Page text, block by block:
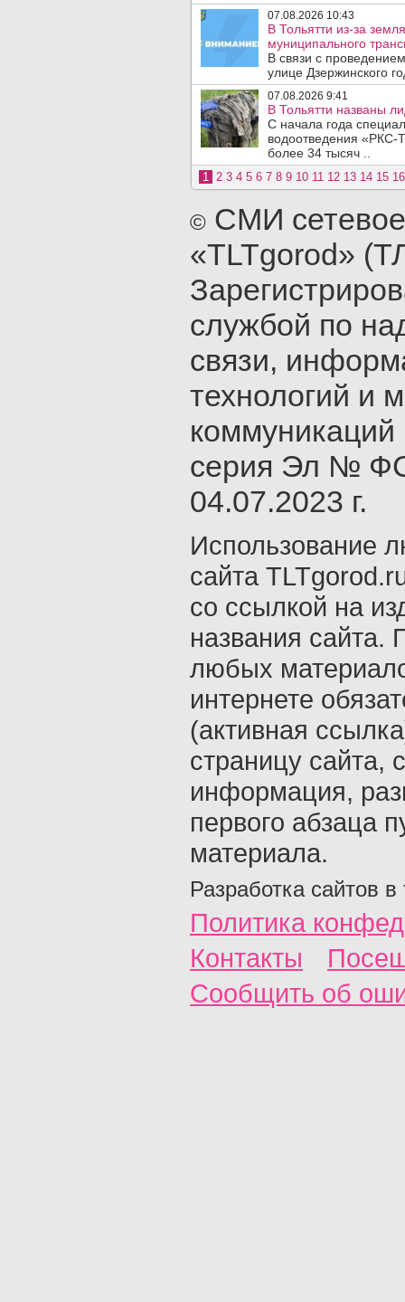
07.08.2026 10:43
В Тольятти из-за
муниципального
В связи с
улице Дзержинского
07.08.2026 9:41
В Тольятти названы
С начала года
водоотведения «РКС-
более 34 тысяч ..
1 2 3 4 5 6 7 8 9 10 11 12 13 14 15 16
© СМИ
«TLTgorod»
службой по
связи,
технологий и
серия Эл №
04.07.2023 г.
Использование
сайта
со ссылкой на
названия сайта.
любых
интернете
(активная
страницу сайта,
информация,
первого абзаца
материала.
Разработка сайтов в
Политика
Контакты
Сообщить об